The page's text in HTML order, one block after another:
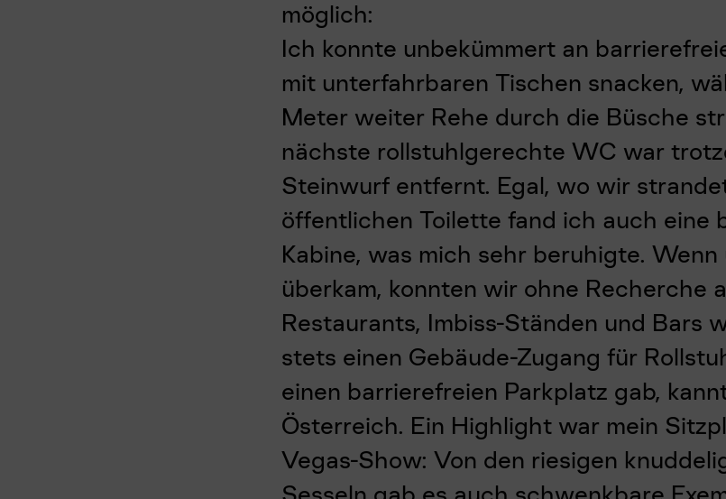
möglich:
Ich konnte unbekümmert an
mit unterfahrbaren Tischen snacken,
Meter weiter Rehe durch die Büsche
nächste rollstuhlgerechte WC war
Steinwurf entfernt. Egal, wo wir
öffentlichen Toilette fand ich auch eine
Kabine, was mich sehr beruhigte.
überkam, konnten wir ohne Recherche
Restaurants, Imbiss-Ständen und Bars
stets einen Gebäude-Zugang für
einen barrierefreien Parkplatz gab,
Österreich. Ein Highlight war mein
Vegas-Show: Von den riesigen